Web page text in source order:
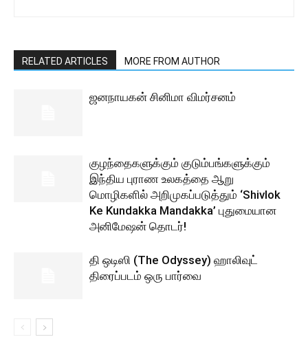
RELATED ARTICLES MORE FROM AUTHOR
ஜனநாயகன் சினிமா விமர்சனம்
குழந்தைகளுக்கும் குடும்பங்களுக்கும்
இந்திய புராண உலகத்தை ஆறு
மொழிகளில் அறிமுகப்படுத்தும் ‘Shivlok
Ke Kundakka Mandakka’ புதுமையான
அனிமேஷன் தொடர்!
தி ஒடிஸி (The Odyssey) ஹாலிவுட்
திரைப்படம் ஒரு பார்வை